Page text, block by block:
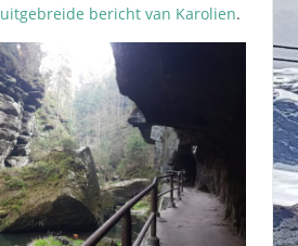
uitgebreide bericht van Karolien.